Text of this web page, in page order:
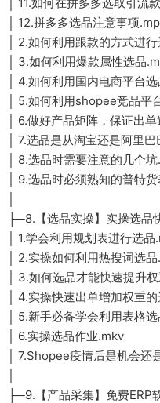
│ 12.拼多多选品注意事项
│ 2.如何利用跟款的方式进
│ 3.如何利用爆款属性选品
│ 4.如何利用国内电商平台
│ 5.如何利用shopee竞品平
│ 6.做好产品矩阵，保证出
│ 7.选品是从淘宝还是阿里
│ 8.选品时需要注意的几个
│ 9.选品时必须熟知的普特
├─8.【选品实操】实操选品
│ 1.学会利用规划表进行选
│ 2.实操如何利用热搜词选
│ 3.如何选品才能快速提升
│ 4.实操快速出单增加权重
│ 5.新手必备学会利用表格
│ 6.实操选品作业.mkv
│ 7.Shopee疫情后是机会
├─9.【产品采集】免费ERP